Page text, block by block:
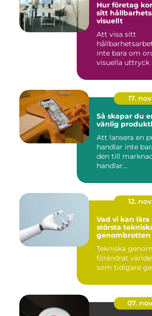
Hur företag
sitt
visuellt
Att visa sitt
inte bara om
visuella uttryck
17. nov
Så skapar du
vänlig
Att lansera en
handlar inte
den till
handlar...
12. nov
Vad vi kan lära
största
genombrotten
Tekniska
förändrat
som tidigare
07. nov